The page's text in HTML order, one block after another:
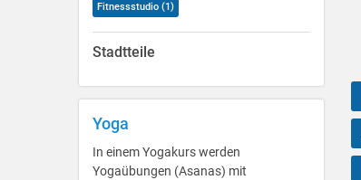
Fitnessstudio (1)
Stadtteile
Yoga
In einem Yogakurs werden
Yogaübungen (Asanas) mit